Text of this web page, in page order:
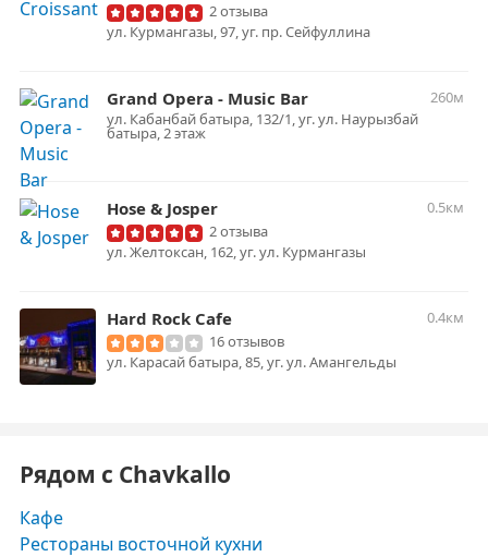
2 отзыва
ул. Курмангазы, 97, уг. пр. Сейфуллина
Grand Opera - Music Bar
260м
ул. Кабанбай батыра, 132/1, уг. ул. Наурызбай
батыра, 2 этаж
Hose & Josper
0.5км
2 отзыва
ул. Желтоксан, 162, уг. ул. Курмангазы
Hard Rock Cafe
0.4км
16 отзывов
ул. Карасай батыра, 85, уг. ул. Амангельды
Рядом с Chavkallo
Кафе
Рестораны восточной кухни